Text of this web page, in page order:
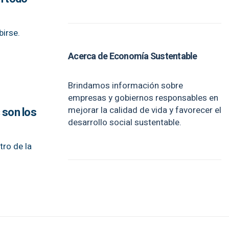
los
de la
Acerca de Economía Sustentable
Brindamos información sobre
empresas y gobiernos responsables en
mejorar la calidad de vida y favorecer el
desarrollo social sustentable.